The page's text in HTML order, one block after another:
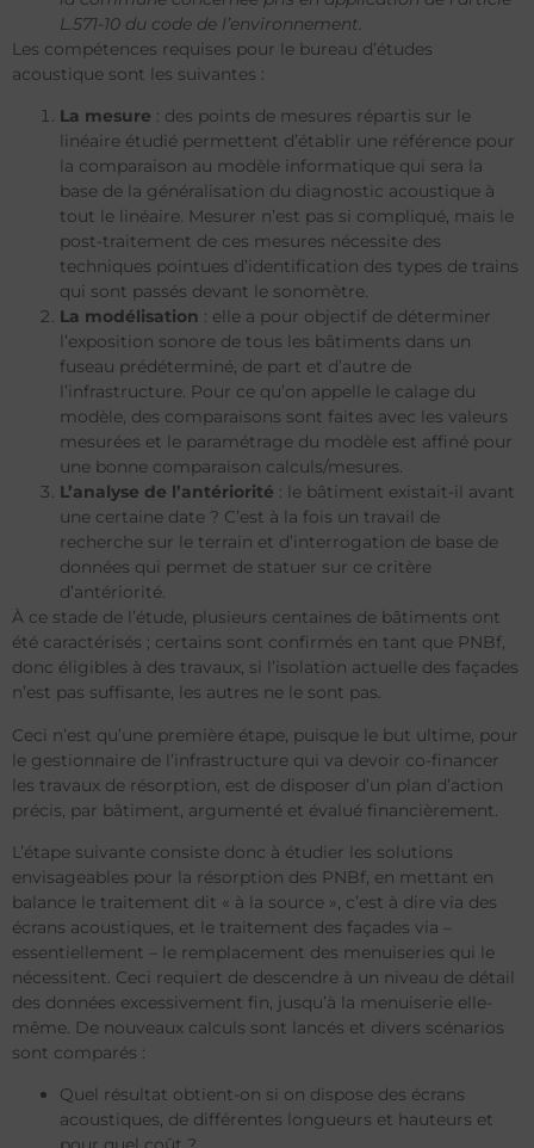
L.571-10 du code de l’environnement.
Les compétences requises pour le bureau d’études
acoustique sont les suivantes :
La mesure : des points de mesures répartis sur le
linéaire étudié permettent d’établir une référence pour
la comparaison au modèle informatique qui sera la
base de la généralisation du diagnostic acoustique à
tout le linéaire. Mesurer n’est pas si compliqué, mais le
post-traitement de ces mesures nécessite des
techniques pointues d’identification des types de trains
qui sont passés devant le sonomètre.
La modélisation : elle a pour objectif de déterminer
l’exposition sonore de tous les bâtiments dans un
fuseau prédéterminé, de part et d’autre de
l’infrastructure. Pour ce qu’on appelle le calage du
modèle, des comparaisons sont faites avec les valeurs
mesurées et le paramétrage du modèle est affiné pour
une bonne comparaison calculs/mesures.
L’analyse de l’antériorité : le bâtiment existait-il avant
une certaine date ? C’est à la fois un travail de
recherche sur le terrain et d’interrogation de base de
données qui permet de statuer sur ce critère
d’antériorité.
À ce stade de l’étude, plusieurs centaines de bâtiments ont
été caractérisés ; certains sont confirmés en tant que PNBf,
donc éligibles à des travaux, si l’isolation actuelle des façades
n’est pas suffisante, les autres ne le sont pas.
Ceci n’est qu’une première étape, puisque le but ultime, pour
le gestionnaire de l’infrastructure qui va devoir co-financer
les travaux de résorption, est de disposer d’un plan d’action
précis, par bâtiment, argumenté et évalué financièrement.
L’étape suivante consiste donc à étudier les solutions
envisageables pour la résorption des PNBf, en mettant en
balance le traitement dit « à la source », c’est à dire via des
écrans acoustiques, et le traitement des façades via –
essentiellement – le remplacement des menuiseries qui le
nécessitent. Ceci requiert de descendre à un niveau de détail
des données excessivement fin, jusqu’à la menuiserie elle-
même. De nouveaux calculs sont lancés et divers scénarios
sont comparés :
Quel résultat obtient-on si on dispose des écrans
acoustiques, de différentes longueurs et hauteurs et